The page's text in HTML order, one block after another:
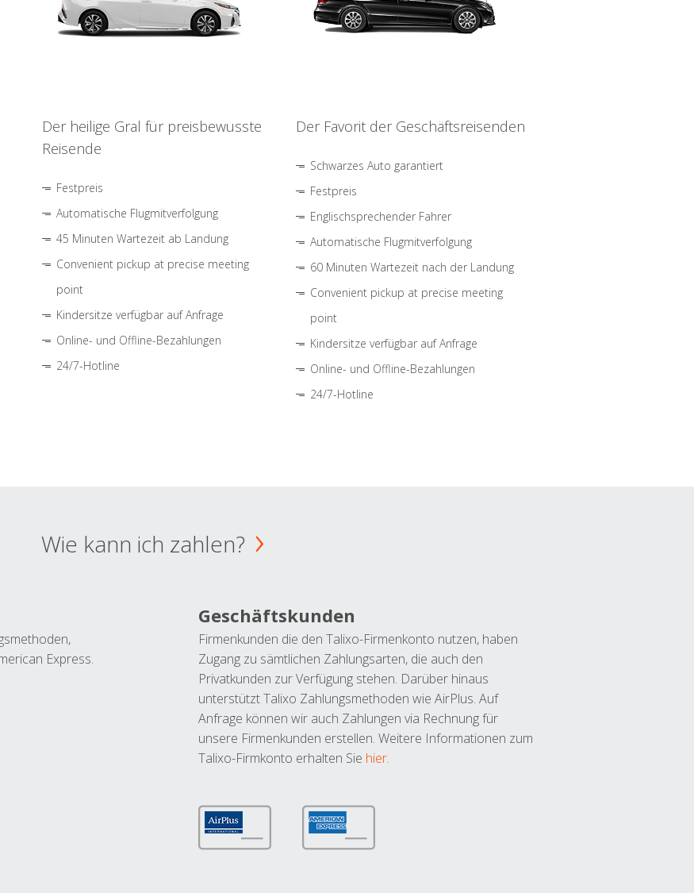
Der heilige Gral für preisbewusste
Reisende
Festpreis
Automatische Flugmitverfolgung
45 Minuten Wartezeit ab Landung
Convenient pickup at precise meeting
point
Kindersitze verfügbar auf Anfrage
Online- und Offline-Bezahlungen
24/7-Hotline
Der Favorit der Geschäftsreisenden
Schwarzes Auto garantiert
Festpreis
Englischsprechender Fahrer
Automatische Flugmitverfolgung
60 Minuten Wartezeit nach der Landung
Convenient pickup at precise meeting
point
Kindersitze verfügbar auf Anfrage
Online- und Offline-Bezahlungen
24/7-Hotline
Wie kann ich zahlen?
Express.
Geschäftskunden
Firmenkunden die den Talixo-Firmenkonto nutzen, haben
Zugang zu sämtlichen Zahlungsarten, die auch den
Privatkunden zur Verfügung stehen. Darüber hinaus
unterstützt Talixo Zahlungsmethoden wie AirPlus. Auf
Anfrage können wir auch Zahlungen via Rechnung für
unsere Firmenkunden erstellen. Weitere Informationen zum
Talixo-Firmkonto erhalten Sie hier.